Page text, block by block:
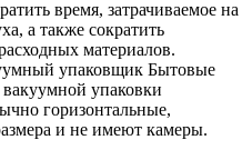
время, затрачиваемое на
а также сократить
материалов.
упаковщик Бытовые
упаковки
горизонтальные,
и не имеют камеры.